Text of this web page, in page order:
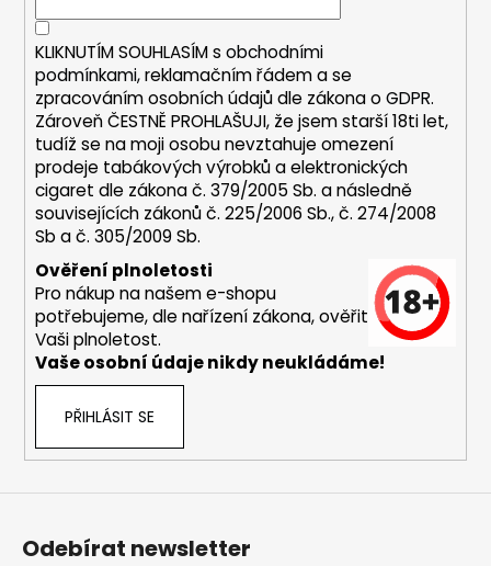
e
b
u
e
e
n
a
?
KLIKNUTÍM SOUHLASÍM s obchodními
podmínkami,reklamačním řádem a se
zpracováním osobních údajů dle zákona oGDPR.
Zároveň ČESTNĚ PROHLAŠUJI, že jsem starší 18ti let,
tudíž se na moji osobu nevztahuje omezení
prodeje tabákových výrobků a elektronických
cigaret dle zákona č. 379/2005 Sb. a následně
souvisejících zákonů č. 225/2006 Sb., č. 274/2008
Sb a č. 305/2009 Sb.
Ověření plnoletosti
Pro nákup na našem e-shopu
potřebujeme, dle nařízení zákona, ověřit
Vaši plnoletost.
Vaše osobní údaje nikdy neukládáme!
PŘIHLÁSIT SE
Odebírat newsletter